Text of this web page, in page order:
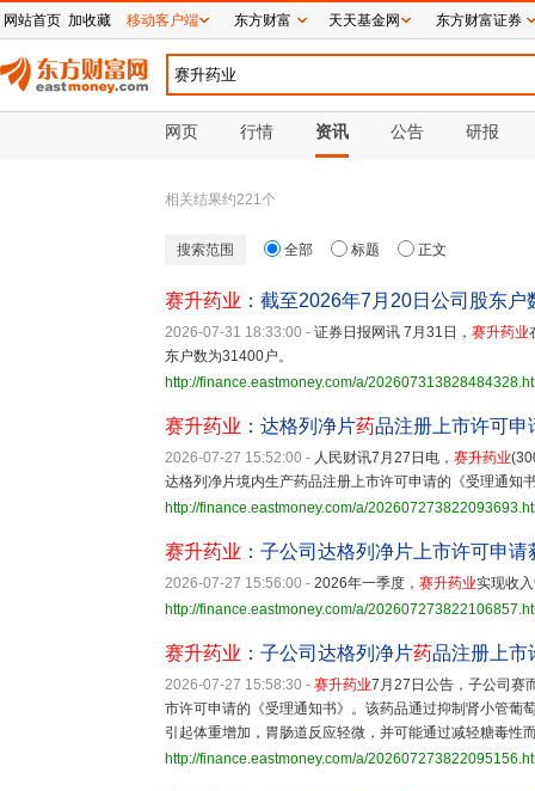
网页 行情 资讯 公告 研报
相关结果约221个
搜索范围 全部 标题 正文
赛升药业 ：截至2026年7月20日公司股东户
2026-07-31 18:33:00 - 证券日报网讯 7月31日， 赛升药业
东户数为31400户。
http://finance.eastmoney.com/a/
赛升药业 ：达格列净片药品注册上市许可申
2026-07-27 15:52:00 - 人民财讯7月27日电， 赛升药业
达格列净片境内生产药品注册上市许可申请的《受理通知
http://finance.eastmoney.com/a/
赛升药业 ：子公司达格列净片上市许可申请
2026-07-27 15:56:00 - 2026年一季度， 赛升药业实现收
http://finance.eastmoney.com/a/
赛升药业 ：子公司达格列净片药品注册上市
2026-07-27 15:58:30 - 赛升药业7月27日公告，子公司赛
市许可申请的《受理通知书》。该药品通过抑制肾小管葡
引起体重增加，胃肠道反应轻微，并可能通过减轻糖毒性
http://finance.eastmoney.com/a/
网站首页 加收藏 移动客户端 东方财富 天天基金网 东方财富证券